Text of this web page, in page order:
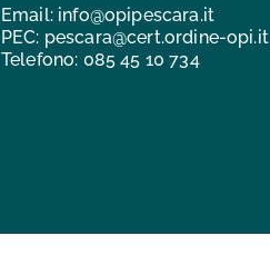
Email: info@opipescara.it
PEC: pescara@cert.ordine-opi.it
Telefono: 085 45 10 734